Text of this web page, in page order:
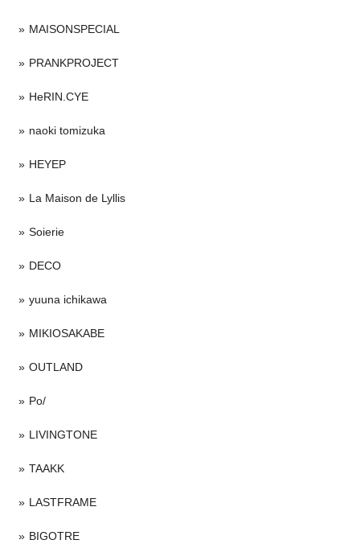
MAISONSPECIAL
PRANKPROJECT
HeRIN.CYE
naoki tomizuka
HEYEP
La Maison de Lyllis
Soierie
DECO
yuuna ichikawa
MIKIOSAKABE
OUTLAND
Po/
LIVINGTONE
TAAKK
LASTFRAME
BIGOTRE